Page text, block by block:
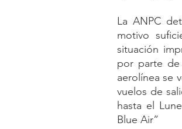
La ANPC
motivo
situación
por parte
aerolínea se
vuelos de
hasta el
Blue Air”